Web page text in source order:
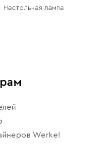
Настольная лампа
Werkel